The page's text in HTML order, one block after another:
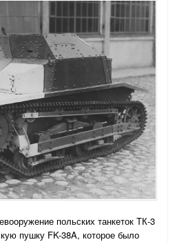
польских танкеток ТК-3
пушку FK-38A, которое было